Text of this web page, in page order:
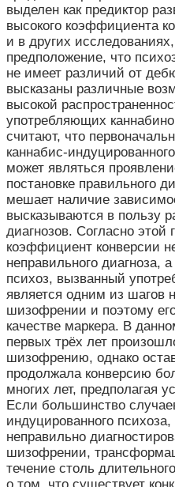
выделен как предиктор
высокого коэффициента
и в других
предположение, что
не имеет различий от
высказаны различные
высокой
употребляющих
считают, что
каннабис-
может являться
постановке правильного
мешает наличие
высказываются в пользу
диагнозов. Согласно этой
коэффициент конверсии
неправильного диагноза,
психоз, вызванный
является одним из шагов
шизофрении и поэтому
качестве маркера. В
первых трёх лет
шизофрению, однако
продолжала конверсию
многих лет, предполагая
Если большинство
индуцированного
неправильно
шизофрении,
течение столь